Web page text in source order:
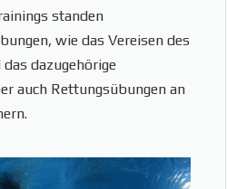
standen
wie das Vereisen des
dazugehörige
auch Rettungsübungen an